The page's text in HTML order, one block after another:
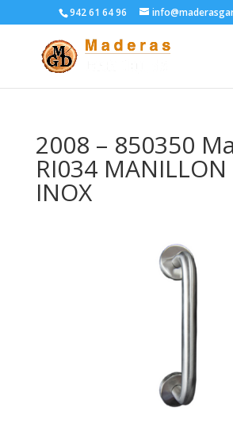
942 61 64 96
2008 – 850350
RI034
INOX